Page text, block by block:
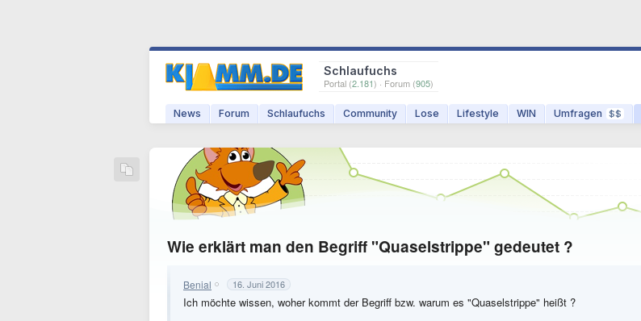
Schlaufuchs
Portal (2.181) · Forum (905)
News Forum Schlaufuchs Community Lose Lifestyle WIN Umfragen $$
Wie erklärt man den Begriff "Quaselstrippe" gedeutet ?
Benial 16. Juni 2016
Ich möchte wissen, woher kommt der Begriff bzw. warum es "Quaselstrippe" heißt ?